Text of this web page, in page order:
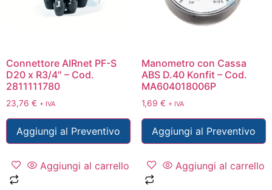
Connettore AIRnet PF-S
D20 x R3/4″ – Cod.
2811111780
23,76 € + IVA
Aggiungi al Preventivo
Aggiungi al carrello
Manometro con Cassa
ABS D.40 Konfit – Cod.
MA604018006P
1,69 € + IVA
Aggiungi al Preventivo
Aggiungi al carrello